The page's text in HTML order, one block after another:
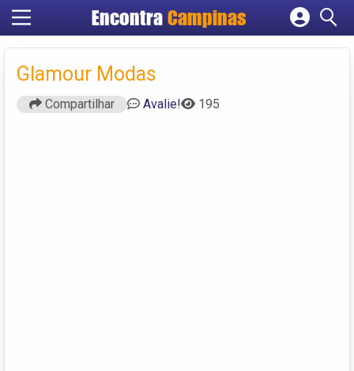
Encontra Campinas
Cadastrar empresa
Glamour Modas
Compartilhar Avalie! 195